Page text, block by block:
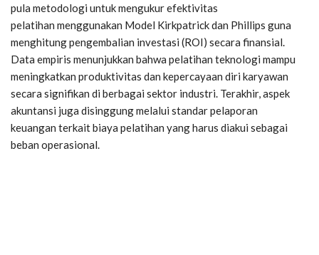
pula metodologi untuk mengukur efektivitas
pelatihan menggunakan Model Kirkpatrick dan Phillips guna
menghitung pengembalian investasi (ROI) secara finansial.
Data empiris menunjukkan bahwa pelatihan teknologi mampu
meningkatkan produktivitas dan kepercayaan diri karyawan
secara signifikan di berbagai sektor industri. Terakhir, aspek
akuntansi juga disinggung melalui standar pelaporan
keuangan terkait biaya pelatihan yang harus diakui sebagai
beban operasional.